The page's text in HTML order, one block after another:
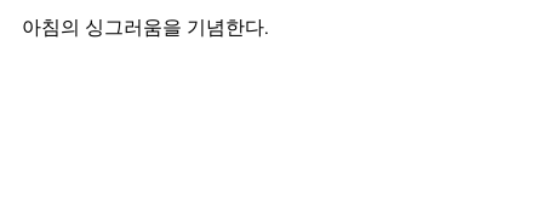
아침의 싱그러움을 기념한다.